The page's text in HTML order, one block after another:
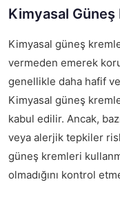
Kimyasal Güneş
Kimyasal güneş
vermeden emerek
genellikle daha hafif
Kimyasal güneş
kabul edilir. Ancak,
veya alerjik tepkiler
güneş kremleri
olmadığını kontrol